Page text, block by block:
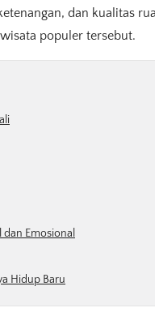
dan kualitas
populer tersebut.
dan Emosional
Hidup Baru